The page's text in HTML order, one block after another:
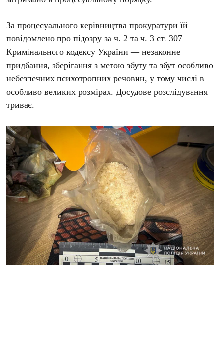
За процесуального керівництва прокуратури їй
повідомлено про підозру за ч. 2 та ч. 3 ст. 307
Кримінального кодексу України — незаконне
придбання, зберігання з метою збуту та збут особливо
небезпечних психотропних речовин, у тому числі в
особливо великих розмірах. Досудове розслідування
триває.